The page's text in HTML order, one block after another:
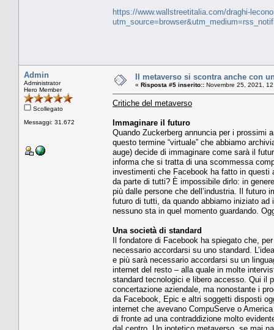
https://www.wallstreetitalia.com/draghi-
Admin
Administrator
Hero Member
Scollegato
Messaggi: 31.672
Il metaverso si scontra anche con
« Risposta #5 inserito:: Novembre 25, 2021,
Critiche del metaverso
Immaginare il futuro
Quando Zuckerberg annuncia per i prossimi
questo termine “virtuale” che abbiamo
auge) decide di immaginare come sarà il
informa che si tratta di una scommessa
investimenti che Facebook ha fatto in
da parte di tutti? È impossibile dirlo: in
più dalle persone che dell’industria. Il futuro
futuro di tutti, da quando abbiamo iniziato
nessuno sta in quel momento guardando.
Una società di standard
Il fondatore di Facebook ha spiegato che,
necessario accordarsi su uno standard.
e più sarà necessario accordarsi su un
internet del resto – alla quale in molte
standard tecnologici e libero accesso. Qui il
concertazione aziendale, ma nonostante i
da Facebook, Epic e altri soggetti disposti
internet che avevano CompuServe o
di fronte ad una contraddizione molto